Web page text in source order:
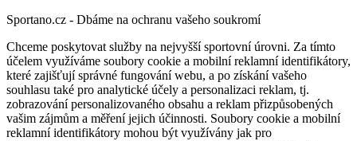
Sportano.cz - Dbáme na ochranu vašeho soukromí
Chceme poskytovat služby na nejvyšší sportovní úrovni. Za tímto
účelem využíváme soubory cookie a mobilní reklamní identifikátory,
které zajišťují správné fungování webu, a po získání vašeho
souhlasu také pro analytické účely a personalizaci reklam, tj.
zobrazování personalizovaného obsahu a reklam přizpůsobených
vašim zájmům a měření jejich účinnosti. Soubory cookie a mobilní
reklamní identifikátory mohou být využívány jak pro